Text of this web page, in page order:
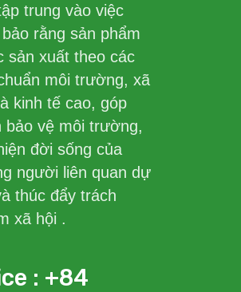
trung vào việc
rằng sản phẩm
sản xuất theo các
môi trường, xã
kinh tế cao, góp
bảo vệ môi trường,
đời sống của
người liên quan dự
thúc đẩy trách
xã hội .
: +84